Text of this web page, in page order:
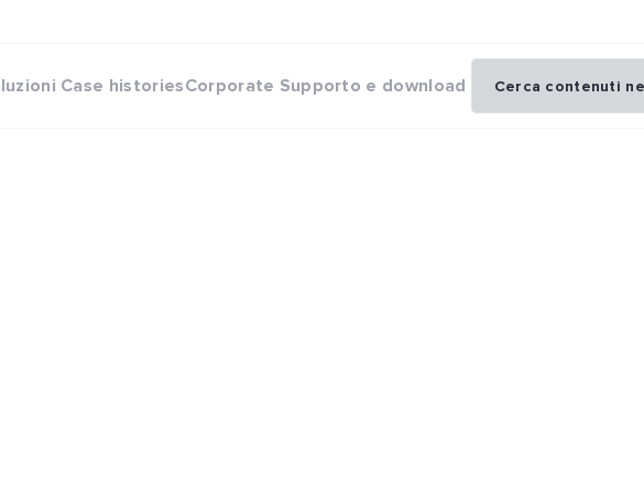
Case historiesCorporate Supporto e download